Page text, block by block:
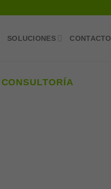
SOLUCIONES CONTACTO
CONSULTORÍA